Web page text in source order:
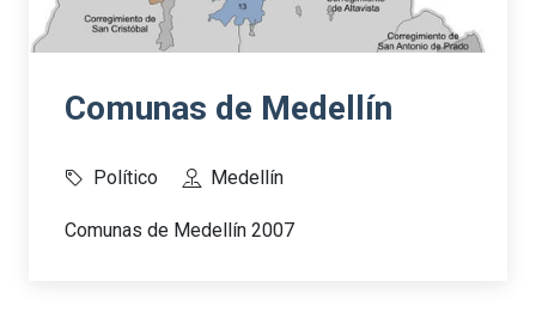
Comunas de Medellín
Político Medellín
Comunas de Medellín 2007